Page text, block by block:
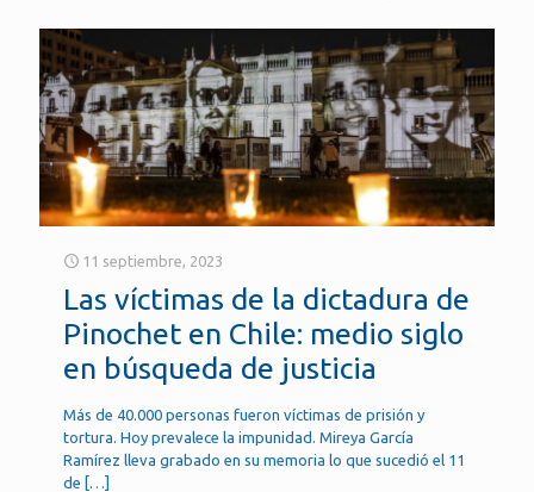
11 septiembre, 2023
Las víctimas de la dictadura de
Pinochet en Chile: medio siglo
en búsqueda de justicia
Más de 40.000 personas fueron víctimas de prisión y
tortura. Hoy prevalece la impunidad. Mireya García
Ramírez lleva grabado en su memoria lo que sucedió el 11
de […]